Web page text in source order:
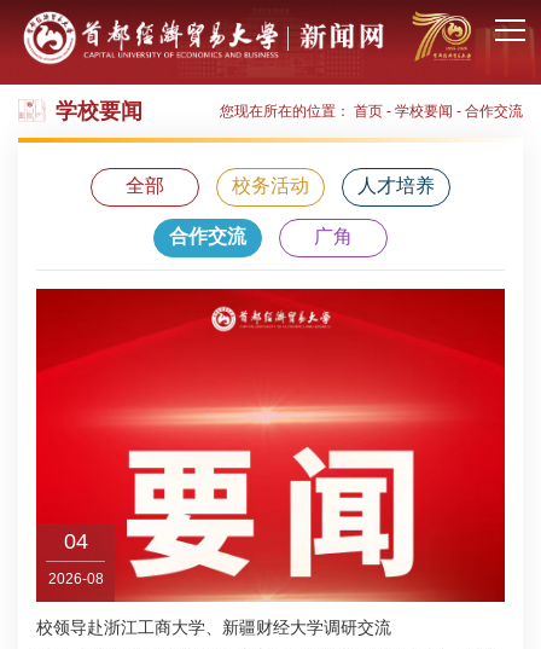
学校要闻 您现在所在的位置： 首页 - 学校要闻 - 合作交流
全部 校务活动 人才培养
合作交流 广角
04
2026-08
校领导赴浙江工商大学、新疆财经大学调研交流